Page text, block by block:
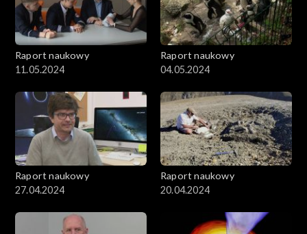
Raport naukowy
11.05.2024
Raport naukowy
04.05.2024
Raport naukowy
27.04.2024
Raport naukowy
20.04.2024